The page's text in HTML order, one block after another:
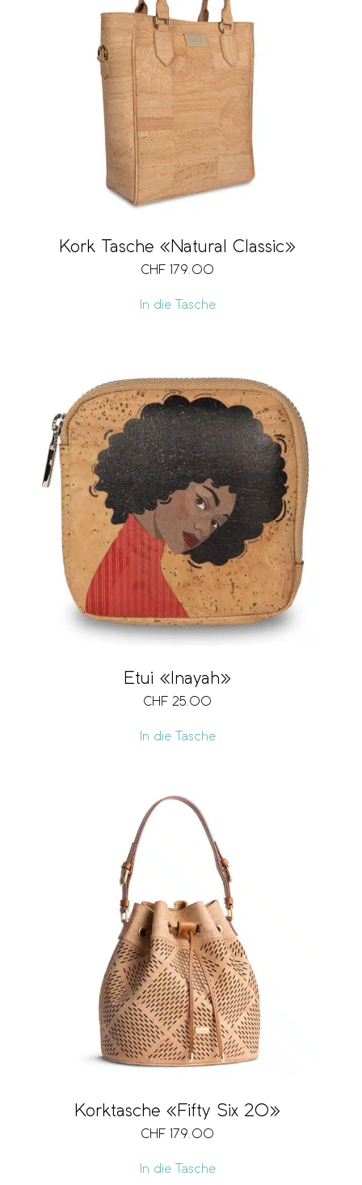
Kork Tasche «Natural Classic»
CHF 179.00
In die Tasche
Etui «Inayah»
CHF 25.00
In die Tasche
Korktasche «Fifty Six 20»
CHF 179.00
In die Tasche